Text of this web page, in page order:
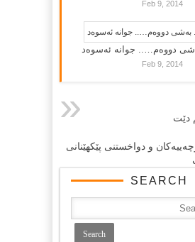
Feb 9, 2014
دووەم….. جوانە ئەسوەد
Feb 9, 2014
دێت
و دواخستنى پێکهێنانى
SEARCH